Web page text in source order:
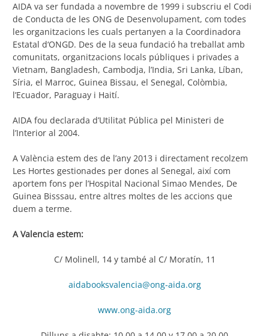
AIDA va ser fundada a novembre de 1999 i subscriu el Codi
de Conducta de les ONG de Desenvolupament, com todes
les organitzacions les cuals pertanyen a la Coordinadora
Estatal d‘ONGD. Des de la seua fundació ha treballat amb
comunitats, organitzacions locals públiques i privades a
Vietnam, Bangladesh, Cambodja, l’India, Sri Lanka, Líban,
Síria, el Marroc, Guinea Bissau, el Senegal, Colòmbia,
l’Ecuador, Paraguay i Haití.
AIDA fou declarada d’Utilitat Pública pel Ministeri de
l’Interior al 2004.
A València estem des de l’any 2013 i directament recolzem
Les Hortes gestionades per dones al Senegal, així com
aportem fons per l’Hospital Nacional Simao Mendes, De
Guinea Bisssau, entre altres moltes de les accions que
duem a terme.
A Valencia estem:
C/ Molinell, 14 y també al C/ Moratín, 11
aidabooksvalencia@ong-aida.org
www.ong-aida.org